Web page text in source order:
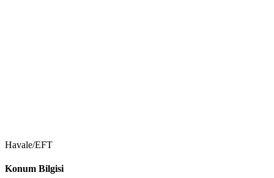
Havale/EFT
Konum Bilgisi